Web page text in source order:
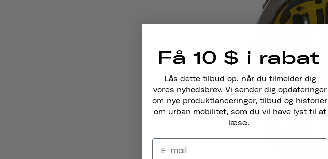
Få 10 $ i rabat
Lås dette tilbud op, når du tilmelder dig
vores nyhedsbrev. Vi sender dig opdateringer
om nye produktlanceringer, tilbud og historier
om urban mobilitet, som du vil have lyst til at
læse.